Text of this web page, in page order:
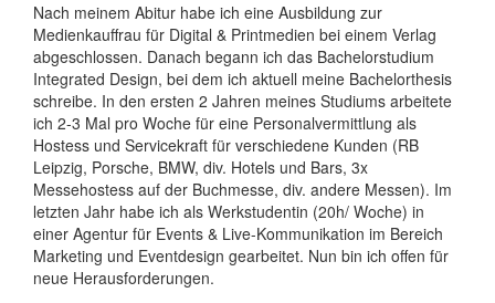
Nach meinem Abitur habe ich eine Ausbildung zur
Medienkauffrau für Digital & Printmedien bei einem Verlag
abgeschlossen. Danach begann ich das Bachelorstudium
Integrated Design, bei dem ich aktuell meine Bachelorthesis
schreibe. In den ersten 2 Jahren meines Studiums arbeitete
ich 2-3 Mal pro Woche für eine Personalvermittlung als
Hostess und Servicekraft für verschiedene Kunden (RB
Leipzig, Porsche, BMW, div. Hotels und Bars, 3x
Messehostess auf der Buchmesse, div. andere Messen). Im
letzten Jahr habe ich als Werkstudentin (20h/ Woche) in
einer Agentur für Events & Live-Kommunikation im Bereich
Marketing und Eventdesign gearbeitet. Nun bin ich offen für
neue Herausforderungen.